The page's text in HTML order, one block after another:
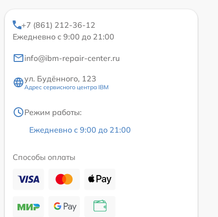
+7 (861) 212-36-12
Ежедневно с 9:00 до 21:00
info@ibm-repair-center.ru
ул. Будённого, 123
Адрес сервисного центра IBM
Режим работы:
Ежедневно с 9:00 до 21:00
Способы оплаты